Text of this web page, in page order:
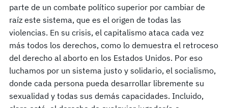
parte de un combate político superior por cambiar de
raíz este sistema, que es el origen de todas las
violencias. En su crisis, el capitalismo ataca cada vez
más todos los derechos, como lo demuestra el retroceso
del derecho al aborto en los Estados Unidos. Por eso
luchamos por un sistema justo y solidario, el socialismo,
donde cada persona pueda desarrollar libremente su
sexualidad y todas sus demás capacidades. Incluido,